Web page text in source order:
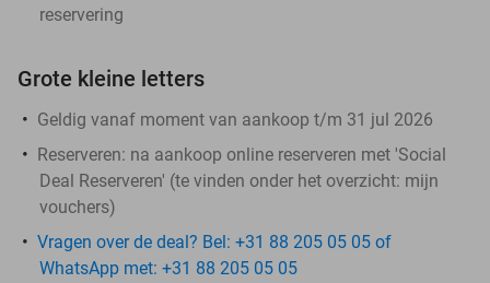
reservering
Grote kleine letters
Geldig vanaf moment van aankoop t/m 31 jul 2026
Reserveren: na aankoop online reserveren met 'Social
Deal Reserveren' (te vinden onder het overzicht: mijn
vouchers)
Vragen over de deal? Bel: +31 88 205 05 05 of
WhatsApp met: +31 88 205 05 05